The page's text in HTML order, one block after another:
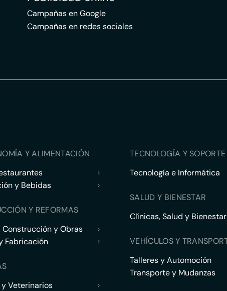
Campañas en Google
Campañas en redes sociales
Y ALIMENTACIÓN
›
y Bebidas
›
Y REFORMAS
Construcción y Obras
›
Fabricación
›
Veterinarios
›
TECNOLOGÍA Y
Tecnología e Informática
SALUD Y BIENESTAR
Clínicas, Salud y Bienestar
VEHÍCULOS Y
Talleres y Automoción
Transporte y Mudanzas